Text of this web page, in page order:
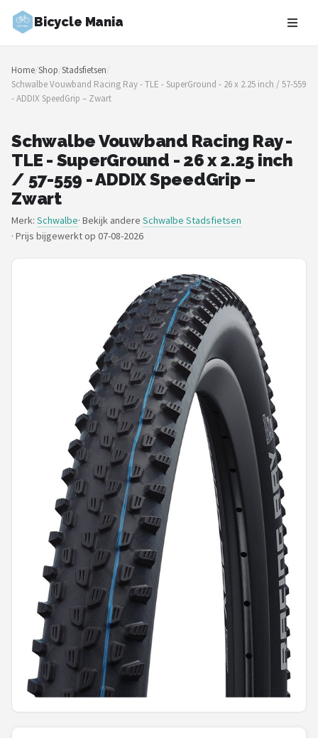
Bicycle Mania
Zoeken
NAVIGATIE
Shop
Merken
Blog
Fietsroutes
Kinderfietsen
Elektrische fietsen
Mountainbikes
POPULAIRE MERKEN
Volare
ABUS
AXA
New Looxs
BBB Cycling
Schwalbe
Voltano
Shimano
Home/Shop/Stadsfietsen/
Schwalbe Vouwband Racing Ray - TLE - SuperGround - 26 x 2.25 inch / 57-559
- ADDIX SpeedGrip – Zwart
Schwalbe Vouwband Racing Ray -
TLE - SuperGround - 26 x 2.25 inch
/ 57-559 - ADDIX SpeedGrip –
Zwart
Merk: Schwalbe· Bekijk andere Schwalbe Stadsfietsen
· Prijs bijgewerkt op 07-08-2026